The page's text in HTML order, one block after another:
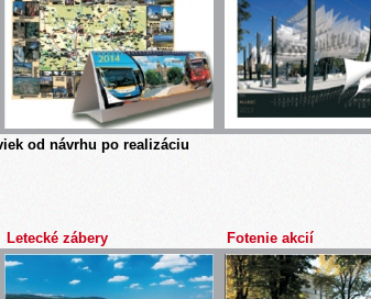
od návrhu po realizáciu
Letecké zábery Fotenie akcií